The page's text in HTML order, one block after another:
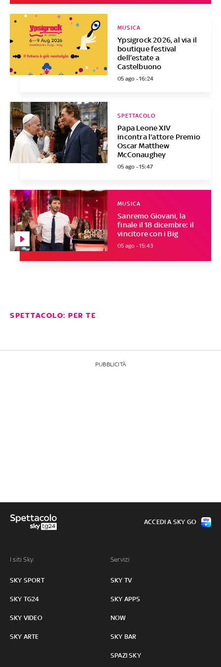
Ypsigrock 2026, al via il
boutique festival
dell’estate a
Castelbuono
MUSICA
05 ago - 16:24
Papa Leone XIV
incontra l'attore Premio
Oscar Matthew
McConaughey
SPETTACOLO
05 ago - 15:47
Sanremo Giovani, la
finale il 18 dicembre: il
vincitore con i Big
MUSICA
05 ago - 15:43
SPETTACOLO: PER TE
PUBBLICITÀ
I siti Sky:
SKY SPORT
SKY TG24
SKY VIDEO
SKY ARTE
Servizi:
SKY TV
SKY APPS
NOW
SKY BAR
SPAZI SKY
ACCEDI A SKY GO